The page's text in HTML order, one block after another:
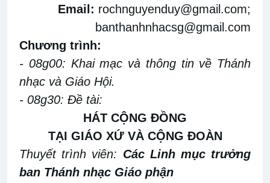
Email: rochnguyenduy@gmail.com;
banthanhnhacsg@gmail.com
Chương trình:
- 08g00: Khai mạc và thông tin về Thánh
nhạc và Giáo Hội.
- 08g30: Đề tài:
HÁT CỘNG ĐỒNG
TẠI GIÁO XỨ VÀ CỘNG ĐOÀN
Thuyết trình viên: Các Linh mục trưởng
ban Thánh nhạc Giáo phận